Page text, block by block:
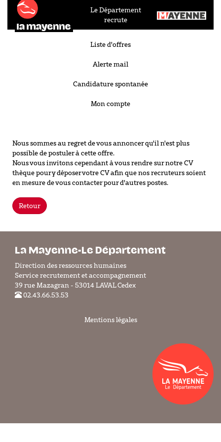
Le Département
recrute
Liste d'offres
Alerte mail
Candidature spontanée
Mon compte
Nous sommes au regret de vous annoncer qu'il n'est plus
possible de postuler à cette offre.
Nous vous invitons cependant à vous rendre sur notre CV
thèque pour y déposer votre CV afin que nos recruteurs soient
en mesure de vous contacter pour d'autres postes.
Retour
La Mayenne-Le Département
Direction des ressources humaines
Service recrutement et accompagnement
39 rue Mazagran - 53014 LAVAL Cedex
02.43.66.53.53
Mentions légales